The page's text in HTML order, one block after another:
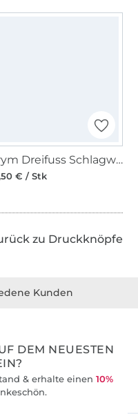
Prym Dreifuss Schlagwerkzeug für Nähfrei-Ösen und Knöpfen
€ / Stk
zu Druckknöpfe
Stoff versandfertig
DEM NEUESTEN
& erhalte einen 10%